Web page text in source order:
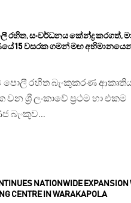
NATIONWIDE EXPANSION
CENTRE IN WARAKAPOLA
රහිත, සංවර්ධනය කේන්ද්‍ර කරගත්,
15 වසරක ගමන් මඟ
රහිත බැංකුකරණ
ශ්‍රී ලංකාවේ ප්‍රථම හා එකම
බැංකුව...